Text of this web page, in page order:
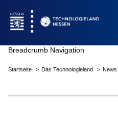
Breadcrumb Navigation
Startseite Das Technologieland News